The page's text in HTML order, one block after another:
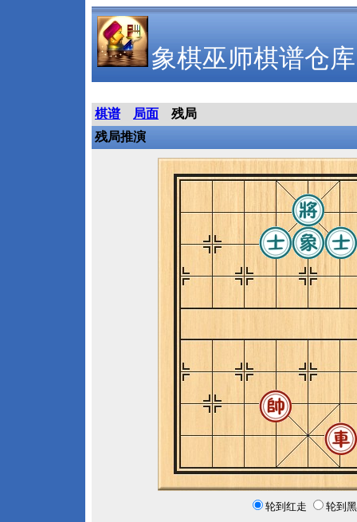
象棋巫师棋谱仓库
棋谱 局面
残局
残局推演
轮到红走 轮到